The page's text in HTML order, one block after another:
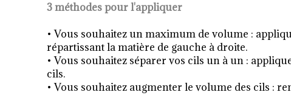
3 méthodes pour l'appliquer
• Vous souhaitez un maximum de volume :
répartissant la matière de gauche à droite.
• Vous souhaitez séparer vos cils un à un :
cils.
• Vous souhaitez augmenter le volume des cils :